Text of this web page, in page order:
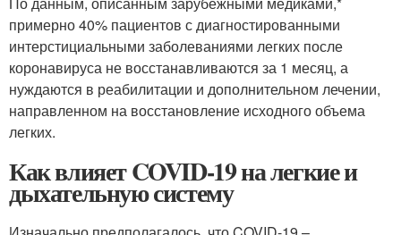
примерно 40% пациентов с диагностированными
интерстициальными заболеваниями легких после
коронавируса не восстанавливаются за 1 месяц, а
нуждаются в реабилитации и дополнительном лечении,
направленном на восстановление исходного объема
легких.
Как влияет COVID-19 на легкие и
дыхательную систему